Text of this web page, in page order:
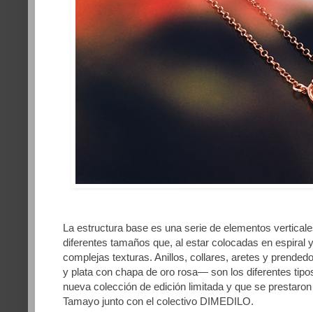
La estructura base es una serie de elementos
diferentes tamaños que, al estar colocadas en espiral
complejas texturas. Anillos, collares, aretes y
y plata con chapa de oro rosa— son los diferentes
nueva colección de edición limitada y que se
Tamayo junto con el colectivo DIMEDILO.